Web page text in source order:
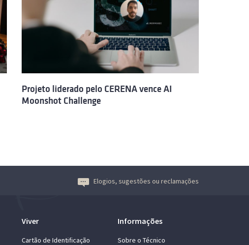
Projeto liderado pelo CERENA vence AI
Moonshot Challenge
Elogios, sugestões ou reclamações
Viver
Cartão de Identificação
Informações
Sobre o Técnico